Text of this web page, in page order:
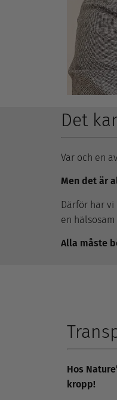
Det
Var och en
Men det är
Därför har vi
en
Alla måste
Hos
kropp!